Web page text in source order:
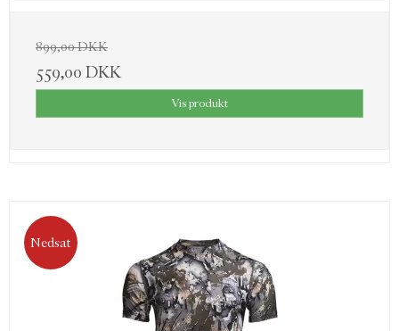
899,00 DKK
559,00 DKK
Vis produkt
Nedsat